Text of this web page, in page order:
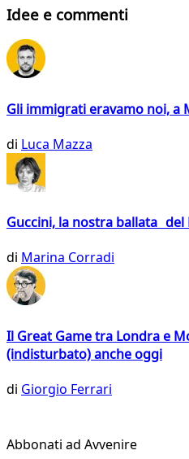
Idee e commenti
Gli immigrati eravamo noi, a
di Luca Mazza
Guccini, la nostra ballata del
di Marina Corradi
Il Great Game tra Londra e
(indisturbato) anche oggi
di Giorgio Ferrari
Abbonati ad Avvenire